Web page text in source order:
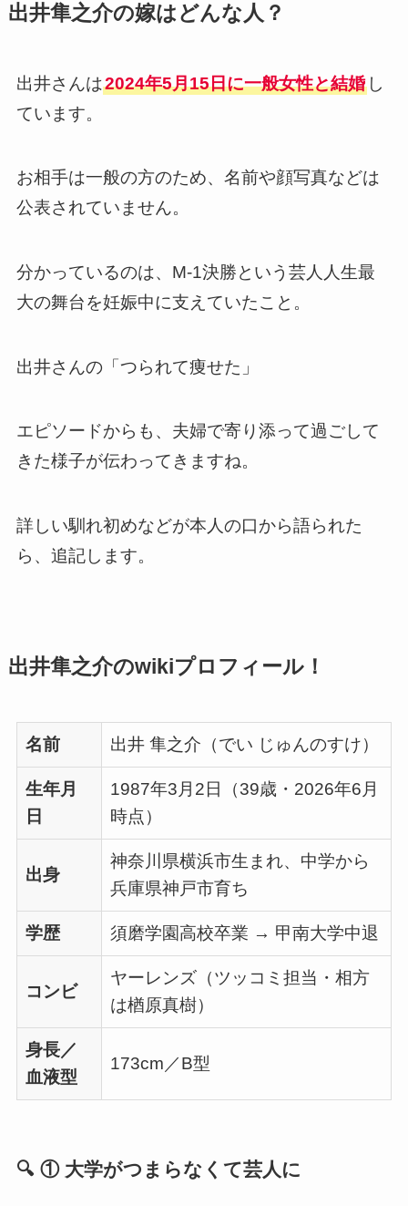
出井隼之介の嫁はどんな人？
出井さんは2024年5月15日に一般女性と結婚し
ています。
お相手は一般の方のため、名前や顔写真などは
公表されていません。
分かっているのは、M-1決勝という芸人人生最
大の舞台を妊娠中に支えていたこと。
出井さんの「つられて痩せた」
エピソードからも、夫婦で寄り添って過ごして
きた様子が伝わってきますね。
詳しい馴れ初めなどが本人の口から語られた
ら、追記します。
出井隼之介のwikiプロフィール！
名前 出井 隼之介（でい じゅんのすけ）
生年月
日
1987年3月2日（39歳・2026年6月
時点）
出身
神奈川県横浜市生まれ、中学から
兵庫県神戸市育ち
学歴 須磨学園高校卒業 → 甲南大学中退
コンビ
ヤーレンズ（ツッコミ担当・相方
は楢原真樹）
身長／
血液型
173cm／B型
🔍 ① 大学がつまらなくて芸人に